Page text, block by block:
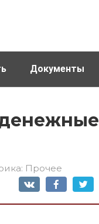
Документы
Прочее